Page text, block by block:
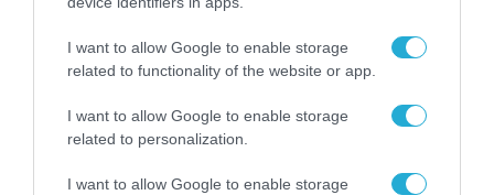
I want to allow Google to enable storage
related to functionality of the website or app.
I want to allow Google to enable storage
related to personalization.
I want to allow Google to enable storage
05.08.2026 | 15:02
Ρωσικός πύραυλος με κεφαλή διασποράς
κατέστρεψε ολοσχερώς ένα από τα
μεγαλύτερα κέντρα διανομής στο Κίεβο
(βίντεο)